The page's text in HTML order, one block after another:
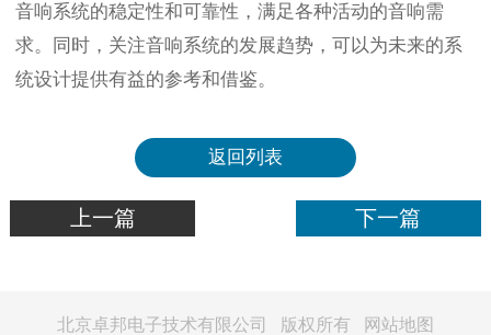
音响系统的稳定性和可靠性，满足各种活动的音响需
求。同时，关注音响系统的发展趋势，可以为未来的系
统设计提供有益的参考和借鉴。
返回列表
上一篇 下一篇
北京卓邦电子技术有限公司 版权所有 网站地图